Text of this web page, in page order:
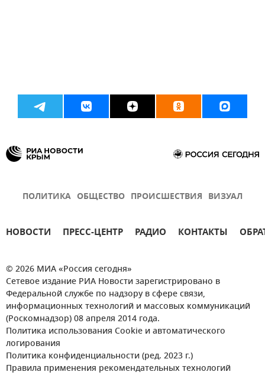
ПОЛИТИКА ОБЩЕСТВО ПРОИСШЕСТВИЯ ВИЗУАЛ
НОВОСТИ ПРЕСС-ЦЕНТР РАДИО КОНТАКТЫ
© 2026 МИА «Россия сегодня»
Сетевое издание РИА Новости зарегистрировано в
Федеральной службе по надзору в сфере связи,
информационных технологий и массовых коммуникаций
(Роскомнадзор) 08 апреля 2014 года.
Политика использования Cookie и автоматического
логирования
Политика конфиденциальности (ред. 2023 г.)
Правила применения рекомендательных технологий